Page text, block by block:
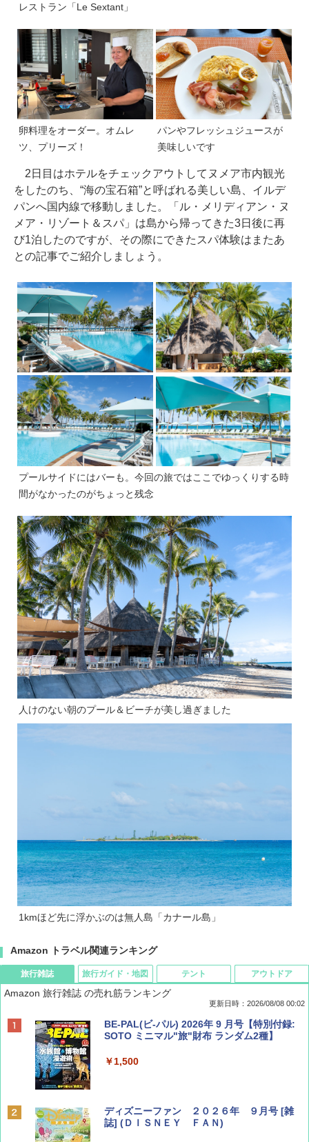
レストラン「Le Sextant」
卵料理をオーダー。オムレ
ツ、プリーズ！
パンやフレッシュジュースが
美味しいです
2日目はホテルをチェックアウトしてヌメア市内観光
をしたのち、“海の宝石箱”と呼ばれる美しい島、イルデ
パンへ国内線で移動しました。「ル・メリディアン・ヌ
メア・リゾート＆スパ」は島から帰ってきた3日後に再
び1泊したのですが、その際にできたスパ体験はまたあ
との記事でご紹介しましょう。
プールサイドにはバーも。今回の旅ではここでゆっくりする時
間がなかったのがちょっと残念
人けのない朝のプール＆ビーチが美し過ぎました
1kmほど先に浮かぶのは無人島「カナール島」
Amazon トラベル関連ランキング
旅行雑誌
Amazon 旅行雑誌 の売れ筋ランキング
更新日時：2026/08/08 00:02
BE-PAL(ビ-パル) 2026年 9 月号【特別付録:
SOTO ミニマル"旅"財布 ランダム2種】
￥1,500
ディズニーファン ２０２６年 ９月号 [雑
誌] (ＤＩＳＮＥＹ ＦＡＮ)
旅行ガイド・地図 テント アウトドア